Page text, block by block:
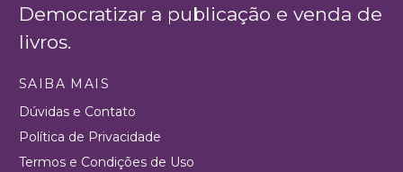
Democratizar a publicação e venda de
livros.
SAIBA MAIS
Dúvidas e Contato
Política de Privacidade
Termos e Condições de Uso